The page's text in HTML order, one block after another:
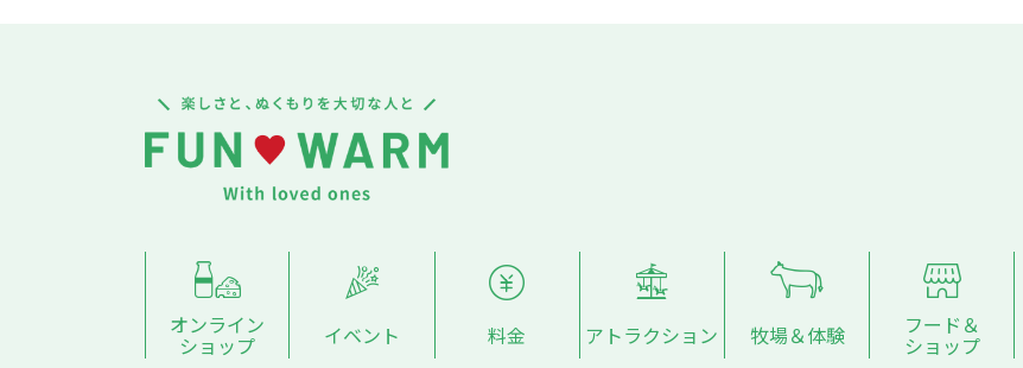
オンライン
ショップ イベント 料金 アトラクション 牧場＆体験 フード＆
ショップ